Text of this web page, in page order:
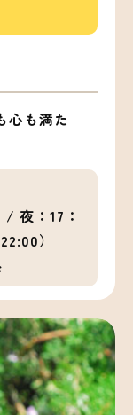
心も満た
夜：17：
）